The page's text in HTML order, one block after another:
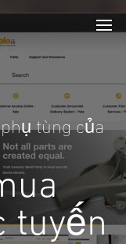
tùng của
tuyến